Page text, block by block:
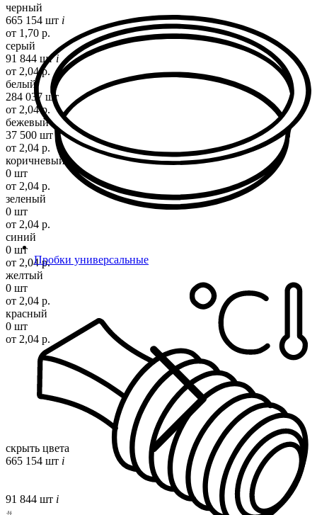
Пробки универсальные
черный
665 154 шт i
от 1,70 р.
серый
91 844 штi
от 2,04 р.
белый
284 037 шт
от 2,04 р.
бежевый
37 500 шт
от 2,04 р.
коричневый
0 шт
от 2,04 р.
зеленый
0 шт
от 2,04 р.
синий
0 шт
от 2,04 р.
желтый
0 шт
от 2,04 р.
красный
0 шт
от 2,04 р.
скрыть цвета
665 154 шт i
91 844 шт i